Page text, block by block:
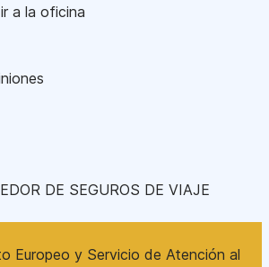
a la oficina
DE SEGUROS DE VIAJE
Europeo y Servicio de Atención al